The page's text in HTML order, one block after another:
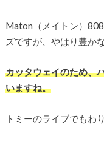
Maton（メイトン）
ズですが、やはり豊か
カッタウェイのため、
いますね。
トミーのライブでもわ